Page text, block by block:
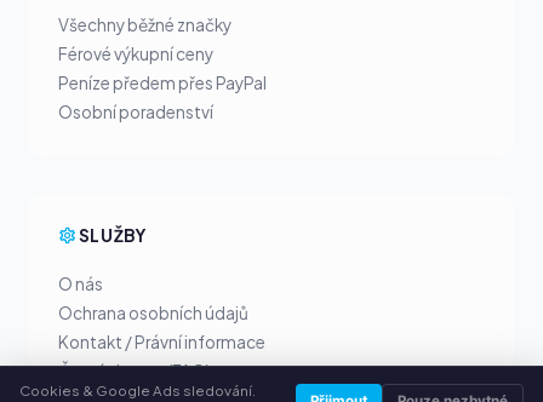
Všechny běžné značky
Férové výkupní ceny
Peníze předem přes PayPal
Osobní poradenství
SLUŽBY
O nás
Ochrana osobních údajů
Kontakt / Právní informace
Časté dotazy (FAQ)
Cookies & Google Ads sledování.